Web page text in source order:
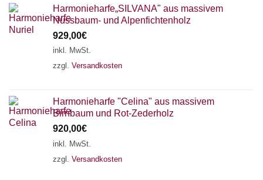
Harmonieharfe„SILVANA" aus massivem
Nussbaum- und Alpenfichtenholz
929,00€
inkl. MwSt.
zzgl. Versandkosten
Harmonieharfe "Celina" aus massivem
Birnbaum und Rot-Zederholz
920,00€
inkl. MwSt.
zzgl. Versandkosten